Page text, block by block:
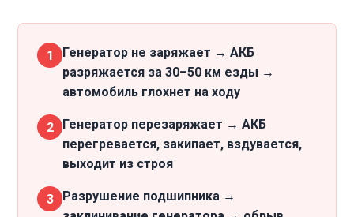
1
Генератор не заряжает → АКБ
разряжается за 30–50 км езды →
автомобиль глохнет на ходу
2
Генератор перезаряжает → АКБ
перегревается, закипает, вздувается,
выходит из строя
3
Разрушение подшипника →